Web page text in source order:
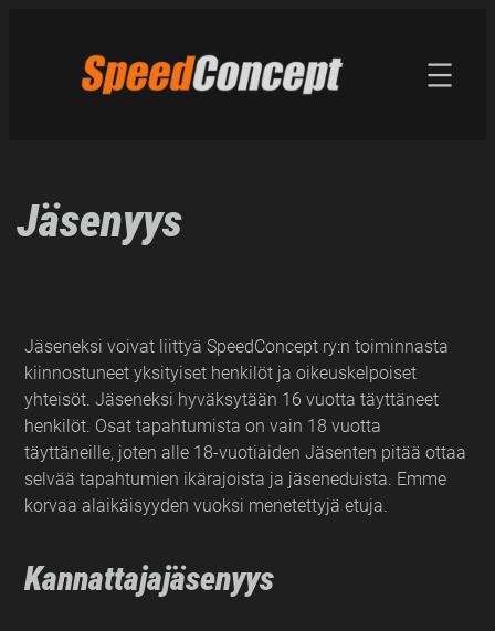
Jäsenyys
Jäseneksi voivat liittyä SpeedConcept ry:n toiminnasta
kiinnostuneet yksityiset henkilöt ja oikeuskelpoiset
yhteisöt. Jäseneksi hyväksytään 16 vuotta täyttäneet
henkilöt. Osat tapahtumista on vain 18 vuotta
täyttäneille, joten alle 18-vuotiaiden Jäsenten pitää ottaa
selvää tapahtumien ikärajoista ja jäseneduista. Emme
korvaa alaikäisyyden vuoksi menetettyjä etuja.
Kannattajajäsenyys